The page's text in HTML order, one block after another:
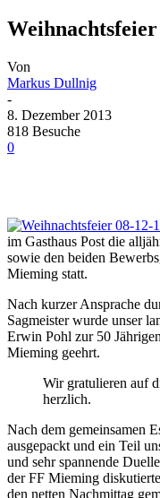
Von
Markus Dullnig
-
8. Dezember 2013
818 Besuche
0
im Gasthaus Post die
sowie den beiden
Mieming statt.
Nach kurzer Ansprache
Sagmeister wurde unser
Erwin Pohl zur 50
Mieming geehrt.
Wir gratulieren auf
herzlich.
Nach dem gemeinsamen
ausgepackt und ein Teil
und sehr spannende
der FF Mieming
den netten Nachmittag